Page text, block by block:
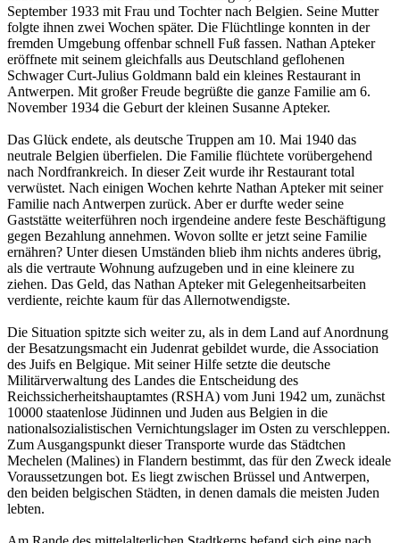
September 1933 mit Frau und Tochter nach Belgien. Seine Mutter
folgte ihnen zwei Wochen später. Die Flüchtlinge konnten in der
fremden Umgebung offenbar schnell Fuß fassen. Nathan Apteker
eröffnete mit seinem gleichfalls aus Deutschland geflohenen
Schwager Curt-Julius Goldmann bald ein kleines Restaurant in
Antwerpen. Mit großer Freude begrüßte die ganze Familie am 6.
November 1934 die Geburt der kleinen Susanne Apteker.
Das Glück endete, als deutsche Truppen am 10. Mai 1940 das
neutrale Belgien überfielen. Die Familie flüchtete vorübergehend
nach Nordfrankreich. In dieser Zeit wurde ihr Restaurant total
verwüstet. Nach einigen Wochen kehrte Nathan Apteker mit seiner
Familie nach Antwerpen zurück. Aber er durfte weder seine
Gaststätte weiterführen noch irgendeine andere feste Beschäftigung
gegen Bezahlung annehmen. Wovon sollte er jetzt seine Familie
ernähren? Unter diesen Umständen blieb ihm nichts anderes übrig,
als die vertraute Wohnung aufzugeben und in eine kleinere zu
ziehen. Das Geld, das Nathan Apteker mit Gelegenheitsarbeiten
verdiente, reichte kaum für das Allernotwendigste.
Die Situation spitzte sich weiter zu, als in dem Land auf Anordnung
der Besatzungsmacht ein Judenrat gebildet wurde, die Association
des Juifs en Belgique. Mit seiner Hilfe setzte die deutsche
Militärverwaltung des Landes die Entscheidung des
Reichssicherheitshauptamtes (RSHA) vom Juni 1942 um, zunächst
10000 staatenlose Jüdinnen und Juden aus Belgien in die
nationalsozialistischen Vernichtungslager im Osten zu verschleppen.
Zum Ausgangspunkt dieser Transporte wurde das Städtchen
Mechelen (Malines) in Flandern bestimmt, das für den Zweck ideale
Voraussetzungen bot. Es liegt zwischen Brüssel und Antwerpen,
den beiden belgischen Städten, in denen damals die meisten Juden
lebten.